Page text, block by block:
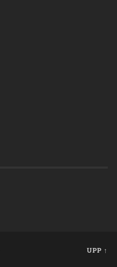
UPP ↑